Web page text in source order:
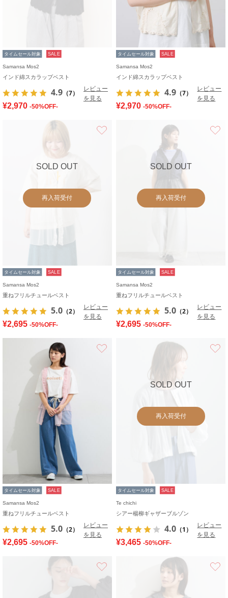
タイムセール対象 SALE
Samansa Mos2
インド綿スカラップベスト
4.9 （7）
レビュー
を見る
¥2,970 -50%OFF-
タイムセール対象 SALE
Samansa Mos2
インド綿スカラップベスト
4.9 （7）
レビュー
を見る
¥2,970 -50%OFF-
SOLD OUT
再入荷受付
タイムセール対象 SALE
Samansa Mos2
重ねフリルチュールベスト
5.0 （2）
レビュー
を見る
¥2,695 -50%OFF-
SOLD OUT
再入荷受付
タイムセール対象 SALE
Samansa Mos2
重ねフリルチュールベスト
5.0 （2）
レビュー
を見る
¥2,695 -50%OFF-
タイムセール対象 SALE
Samansa Mos2
重ねフリルチュールベスト
5.0 （2）
レビュー
を見る
¥2,695 -50%OFF-
SOLD OUT
再入荷受付
タイムセール対象 SALE
Te chichi
シアー楊柳ギャザーブルゾン
4.0 （1）
レビュー
を見る
¥3,465 -50%OFF-